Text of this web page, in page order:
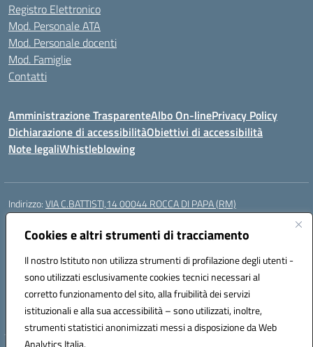
Cookies e altri strumenti di tracciamento
Il nostro Istituto non utilizza strumenti di profilazione degli utenti -
sono utilizzati esclusivamente cookies tecnici necessari al
corretto funzionamento del sito, alla fruibilità dei servizi
istituzionali e alla sua accessibilità – sono utilizzati, inoltre,
strumenti statistici anonimizzati messi a disposizione da Web
Analytics Italia.
Registro Elettronico
Mod. Personale ATA
Mod. Personale docenti
Mod. Famiglie
Contatti
Amministrazione TrasparenteAlbo On-linePrivacy Policy
Dichiarazione di accessibilitàObiettivi di accessibilità
Note legaliWhistleblowing
Indirizzo:VIA C.BATTISTI,14 00044 ROCCA DI PAPA (RM)
Centralino:
Posta elettronica certificata (PEC):rmic8aq00n@pec.istruzione.it
Codice fiscale: 84002620585
Codice meccanografico:RMIC8AQ00N
Codice Indice delle Pubbliche Amministrazioni (IPA): istsc_rmic8aq00n
Codice unico di fatturazione (CUF): 7JVJUU